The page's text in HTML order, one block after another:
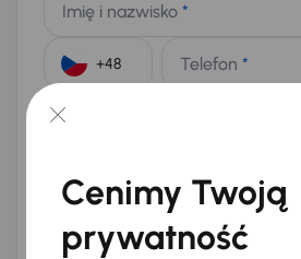
Imię i nazwisko *
Telefon *
E-mail
Na numer telefonu (opcjonalnie)
Wyślij zapytanie
Cenimy Twoją
prywatność